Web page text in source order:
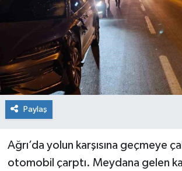
Paylaş
Ağrı’da yolun karşısına geçmeye
otomobil çarptı. Meydana gelen